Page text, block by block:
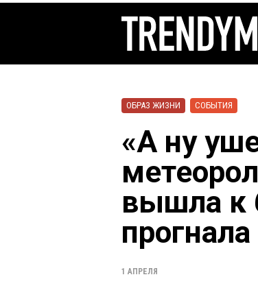
ОБРАЗ ЖИЗНИ СОБЫТИЯ
«А ну
вышла к
1 АПРЕЛЯ